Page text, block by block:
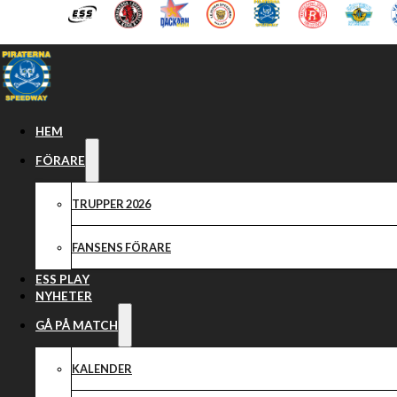
Hoppa till huvudinnehåll Hoppa till sidfot
HEM
FÖRARE
TRUPPER 2026
FANSENS FÖRARE
ESS PLAY
NYHETER
GÅ PÅ MATCH
KALENDER